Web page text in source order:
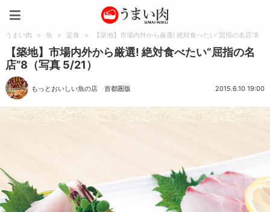
うまい肉 > 魚 > 定食 > 【築地】市場内外から厳選! 絶対食べたい“屈指の名店”8
【築地】市場内外から厳選! 絶対食べたい“屈指の名
店”8（写真 5/21）
もっとおいしい魚の店 首都圏版 2015.6.10 19:00